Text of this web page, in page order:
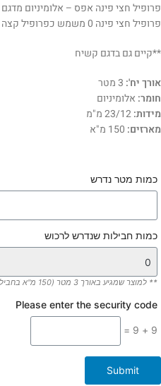
פרופיל חצי פינה אפס – אלומיניום מדגם P0H , משמש ליצירת
פרופיל חצי פינה 0 משמש כפרופיל קצה לגבס ו
**קיים גם בדגם קשיח
אורך יח':
חומר: אלומיניום
מידות:23/12 מ"מ
מארזים:
כמות מטר נדרש
כמות חבילות שנדרש לרכוש
** למוצר שמגיע באורך 3 מטר (150 מ"א בחבילה)
Please enter the security code
9 + 9 =
Submit